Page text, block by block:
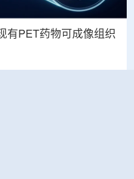
有PET药物可成像组织